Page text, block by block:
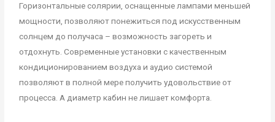
Горизонтальные солярии, оснащенные лампами меньшей
мощности, позволяют понежиться под искусственным
солнцем до получаса – возможность загореть и
отдохнуть. Современные установки с качественным
кондиционированием воздуха и аудио системой
позволяют в полной мере получить удовольствие от
процесса. А диаметр кабин не лишает комфорта.